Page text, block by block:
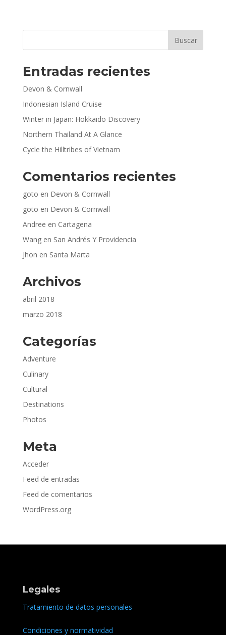
Entradas recientes
Devon & Cornwall
Indonesian Island Cruise
Winter in Japan: Hokkaido Discovery
Northern Thailand At A Glance
Cycle the Hilltribes of Vietnam
Comentarios recientes
goto en Devon & Cornwall
goto en Devon & Cornwall
Andree en Cartagena
Wangen San Andrés Y Providencia
Jhon en Santa Marta
Archivos
abril 2018
marzo 2018
Categorías
Adventure
Culinary
Cultural
Destinations
Photos
Meta
Acceder
Feed de entradas
Feed de comentarios
WordPress.org
Legales
Tratamiento de datos personales
Condiciones y normatividad